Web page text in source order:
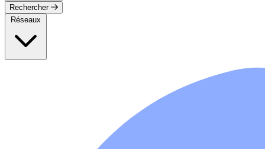
Rechercher
Réseaux